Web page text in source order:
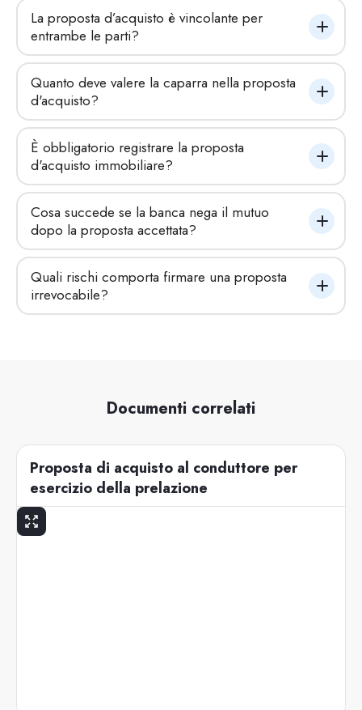
La proposta d’acquisto è vincolante per
entrambe le parti?
Quanto deve valere la caparra nella proposta
d'acquisto?
È obbligatorio registrare la proposta
d'acquisto immobiliare?
Cosa succede se la banca nega il mutuo
dopo la proposta accettata?
Quali rischi comporta firmare una proposta
irrevocabile?
Documenti correlati
Proposta di acquisto al conduttore per
esercizio della prelazione